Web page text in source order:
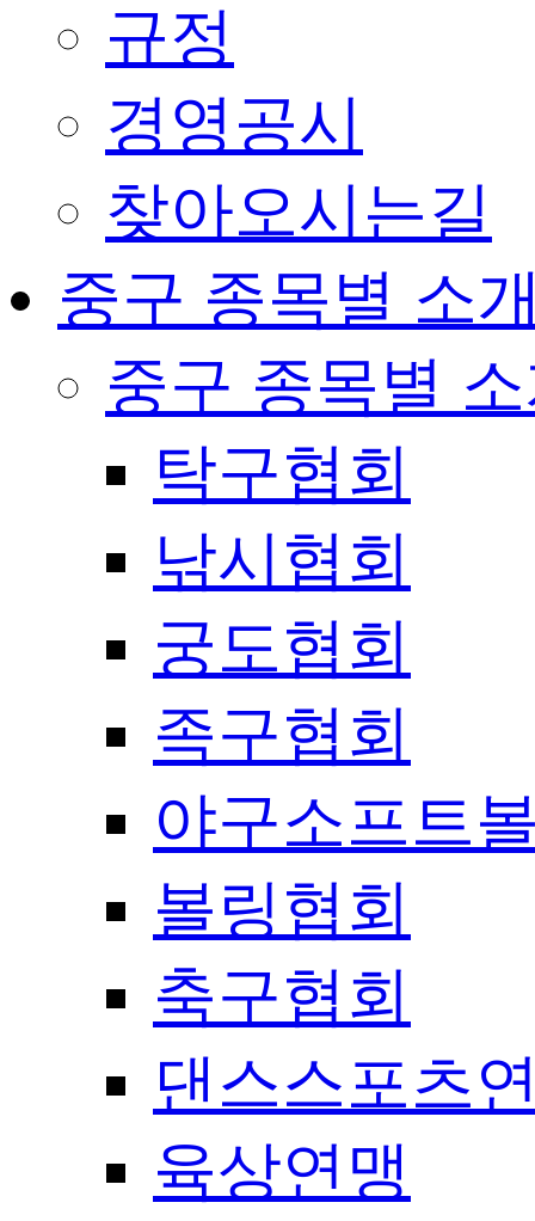
규정
경영공시
찾아오시는길
중구 종목별 소
중구 종목별
탁구협회
낚시협회
궁도협회
족구협회
야구소프트
볼링협회
축구협회
댄스스포츠
육상연맹